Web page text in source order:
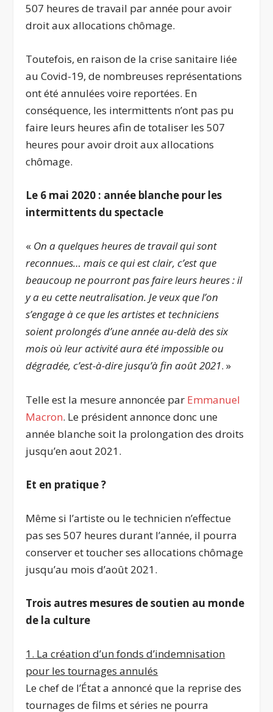
507 heures de travail par année pour avoir
droit aux allocations chômage.
Toutefois, en raison de la crise sanitaire liée
au Covid-19, de nombreuses représentations
ont été annulées voire reportées. En
conséquence, les intermittents n’ont pas pu
faire leurs heures afin de totaliser les 507
heures pour avoir droit aux allocations
chômage.
Le 6 mai 2020 : année blanche pour les
intermittents du spectacle
« On a quelques heures de travail qui sont
reconnues… mais ce qui est clair, c’est que
beaucoup ne pourront pas faire leurs heures : il
y a eu cette neutralisation. Je veux que l’on
s’engage à ce que les artistes et techniciens
soient prolongés d’une année au-delà des six
mois où leur activité aura été impossible ou
dégradée, c’est-à-dire jusqu’à fin août 2021. »
Telle est la mesure annoncée par Emmanuel
Macron. Le président annonce donc une
année blanche soit la prolongation des droits
jusqu’en aout 2021.
Et en pratique ?
Même si l’artiste ou le technicien n’effectue
pas ses 507 heures durant l’année, il pourra
conserver et toucher ses allocations chômage
jusqu’au mois d’août 2021.
Trois autres mesures de soutien au monde
de la culture
1. La création d’un fonds d’indemnisation
pour les tournages annulés
Le chef de l’État a annoncé que la reprise des
tournages de films et séries ne pourra